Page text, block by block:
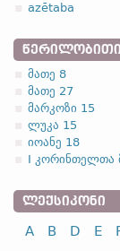
azētaba
მათე 8
მათე 27
მარკოზი 15
ლუკა 15
იოანე 18
I კორინთელთა
ᲚᲔᲥᲡᲘᲙᲝᲜᲘ
A B D E